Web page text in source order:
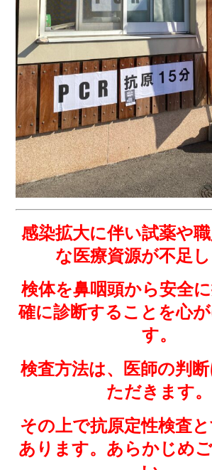
感染拡大に伴い試薬や
な医療資源が不足し
検体を鼻咽頭から安全
確に診断することを心
す。
検査方法は、医師の判
ただきます。
その上で抗原定性検査
あります。 あらかじめ